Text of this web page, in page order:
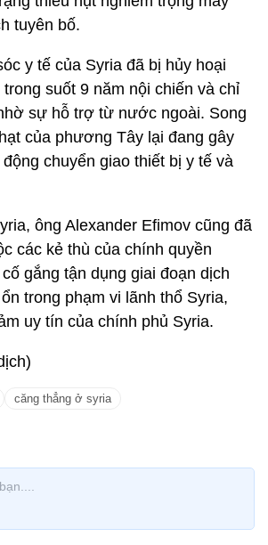
tuyên bố.
y tế của Syria đã bị hủy hoại
suốt 9 năm nội chiến và chỉ
sự hỗ trợ từ nước ngoài. Song
của phương Tây lại đang gây
chuyển giao thiết bị y tế và
ông Alexander Efimov cũng đã
các kẻ thù của chính quyền
gắng tận dụng giai đoạn dịch
trong phạm vi lãnh thổ Syria,
uy tín của chính phủ Syria.
căng thẳng ở syria